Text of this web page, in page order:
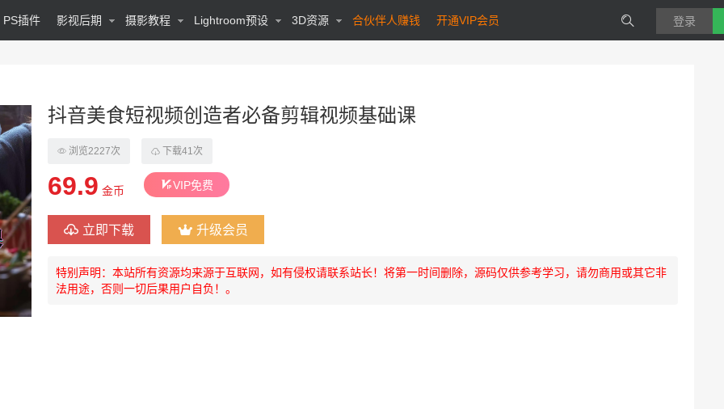
PS插件 影视后期 摄影教程 Lightroom预设 3D资源 合伙伴人赚钱 开通VIP会员 登录
抖音美食短视频创造者必备剪辑视频基础课
浏览2227次 下载41次
69.9 金币 VIP免费
立即下载 升级会员
特别声明：本站所有资源均来源于互联网，如有侵权请联系站长！将第一时间删除，源码仅供参考学习，请勿商用或其它非
法用途，否则一切后果用户自负！。